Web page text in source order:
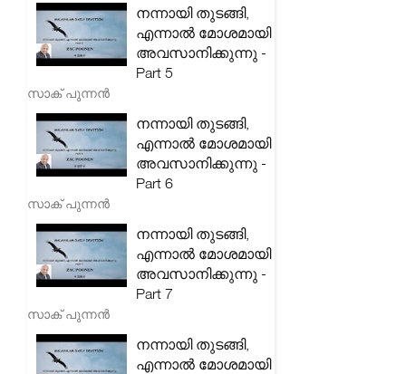
നന്നായി തുടങ്ങി,
എന്നാൽ മോശമായി
അവസാനിക്കുന്നു -
Part 5
സാക് പുന്നൻ
നന്നായി തുടങ്ങി,
എന്നാൽ മോശമായി
അവസാനിക്കുന്നു -
Part 6
സാക് പുന്നൻ
നന്നായി തുടങ്ങി,
എന്നാൽ മോശമായി
അവസാനിക്കുന്നു -
Part 7
സാക് പുന്നൻ
നന്നായി തുടങ്ങി,
എന്നാൽ മോശമായി